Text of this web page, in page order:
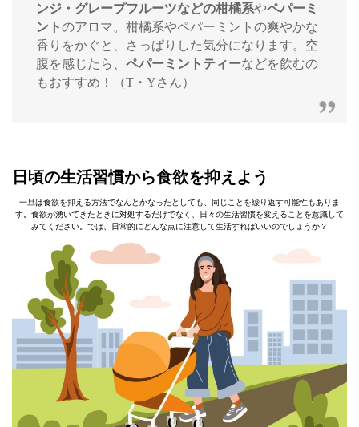
ンジ・グレープフルーツなどの柑橘系やペパーミ
ントのアロマ。柑橘系やペパーミントの爽やかな
香りをかぐと、さっぱりした気分になります。空
腹を感じたら、 ペパーミントティーなどを飲むの
もおすすめ！（T・Yさん）
日頃の生活習慣から食欲を抑えよう
一旦は食欲を抑える方法でなんとかなったとしても、同じことを繰り返す可能性もありま
す。食欲が湧いてきたときに対処するだけでなく、日々の生活習慣を変えることを意識して
みてください。では、日常的にどんな点に注意して生活すればいいのでしょうか？